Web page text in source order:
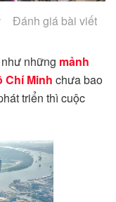
Đánh giá bài viết
những mảnh
Chí Minh chưa bao
triển thì cuộc